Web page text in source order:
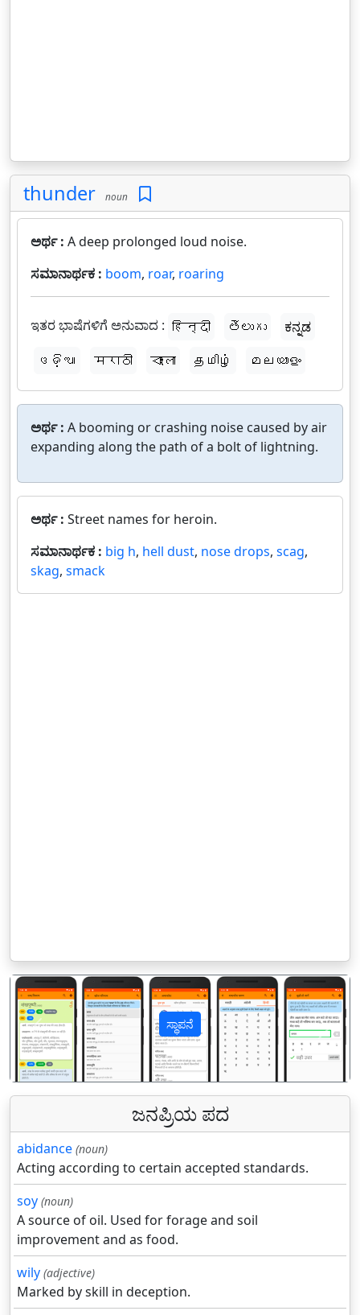
thunder noun
ಅರ್ಥ : A deep prolonged loud noise.
ಸಮಾನಾರ್ಥಕ : boom, roar, roaring
ಇತರ ಭಾಷೆಗಳಿಗೆ ಅನುವಾದ : हिन्दी తెలుగు
ಕನ್ನಡ
ଓଡ଼ିଆ
मराठी বাংলা தமிழ் മലയാളം
ಅರ್ಥ : A booming or crashing noise caused by air
expanding along the path of a bolt of lightning.
ಅರ್ಥ : Street names for heroin.
ಸಮಾನಾರ್ಥಕ : big h, hell dust, nose drops, scag,
skag, smack
ಸ್ಥಾಪನೆ
पिछला
ಜನಪ್ರಿಯ ಪದ
abidance (noun)
Acting according to certain accepted standards.
soy (noun)
A source of oil. Used for forage and soil
improvement and as food.
wily (adjective)
Marked by skill in deception.